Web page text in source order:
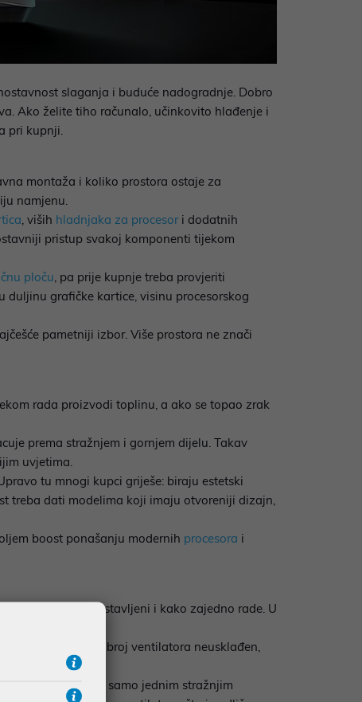
slaganja i buduće nadogradnje. Dobro
Ako želite tiho računalo, učinkovito hlađenje i
pri kupnji.
montaža i koliko prostora ostaje za
namjenu.
, viših hladnjaka za procesori dodatnih
pristup svakoj komponenti tijekom
ploču, pa prije kupnje treba provjeriti
grafičke kartice, visinu procesorskog
pametniji izbor. Više prostora ne znači
rada proizvodi toplinu, a ako se topao zrak
prema stražnjem i gornjem dijelu. Takav
uvjetima.
tu mnogi kupci griješe: biraju estetski
treba dati modelima koji imaju otvoreniji dizajn,
boost ponašanju modernih procesora i
je gdje su postavljeni i kako zajedno rade. U
topao zrak van.
organizirana ili je broj ventilatora neusklađen,
dolaze sa samo jednim stražnjim